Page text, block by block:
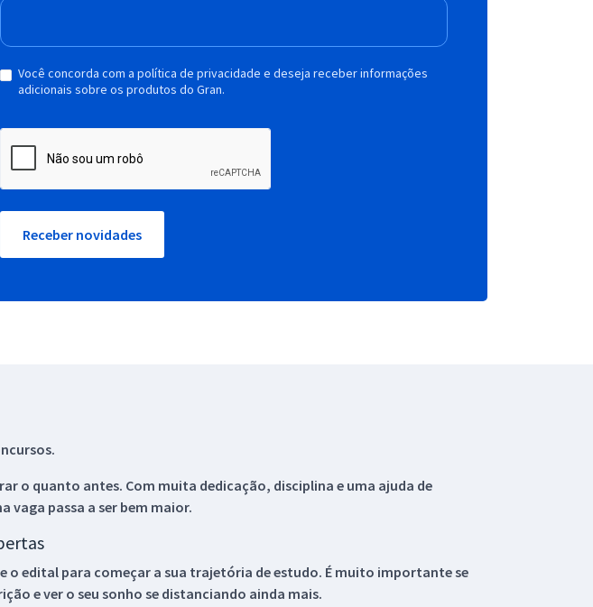
Você concorda com a política de privacidade e deseja receber informações
adicionais sobre os produtos do Gran.
Receber novidades
o quanto antes. Com muita dedicação, disciplina e uma ajuda de
vaga passa a ser bem maior.
o edital para começar a sua trajetória de estudo. É muito importante se
e ver o seu sonho se distanciando ainda mais.